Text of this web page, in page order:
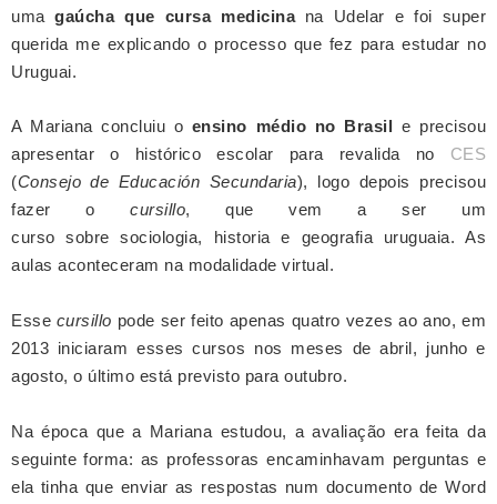
umagaúcha que cursa medicinana Udelar e foi super
querida me explicando o processo que fez para estudar no
Uruguai.
A Mariana concluiu o ensino médio no Brasil e precisou
apresentar o histórico escolar para revalida no CES
(Consejo de Educación Secundaria), logo depois precisou
fazer o cursillo, que vem a ser um
curso
sobresociologia, historia e geografia uruguaia. As
aulas aconteceram na modalidade virtual.
Esse cursillo pode ser feito apenas quatro vezes ao ano, em
2013 iniciaram esses cursos nos meses de abril, junho e
agosto, o último está previsto para outubro.
Na época que a Mariana estudou, a avaliação era feita da
seguinte forma: as professoras encaminhavam perguntas e
ela tinha que enviar as respostas num documento de Word